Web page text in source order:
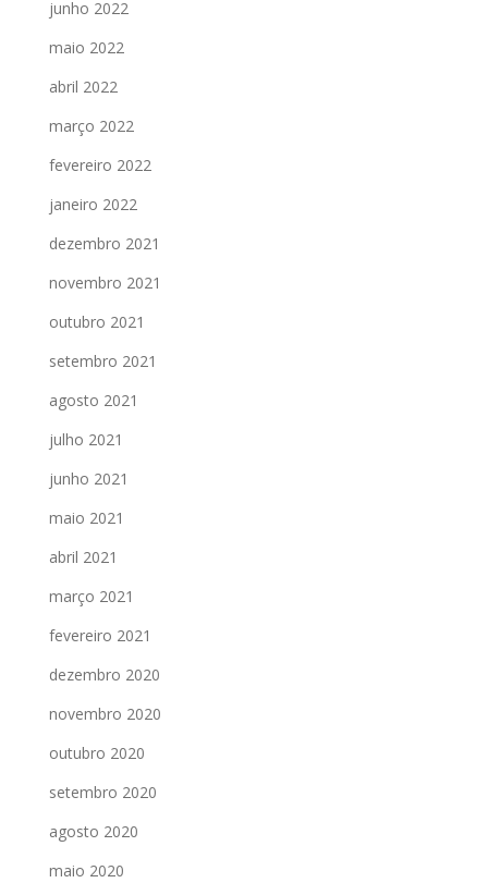
junho 2022
maio 2022
abril 2022
março 2022
fevereiro 2022
janeiro 2022
dezembro 2021
novembro 2021
outubro 2021
setembro 2021
agosto 2021
julho 2021
junho 2021
maio 2021
abril 2021
março 2021
fevereiro 2021
dezembro 2020
novembro 2020
outubro 2020
setembro 2020
agosto 2020
maio 2020